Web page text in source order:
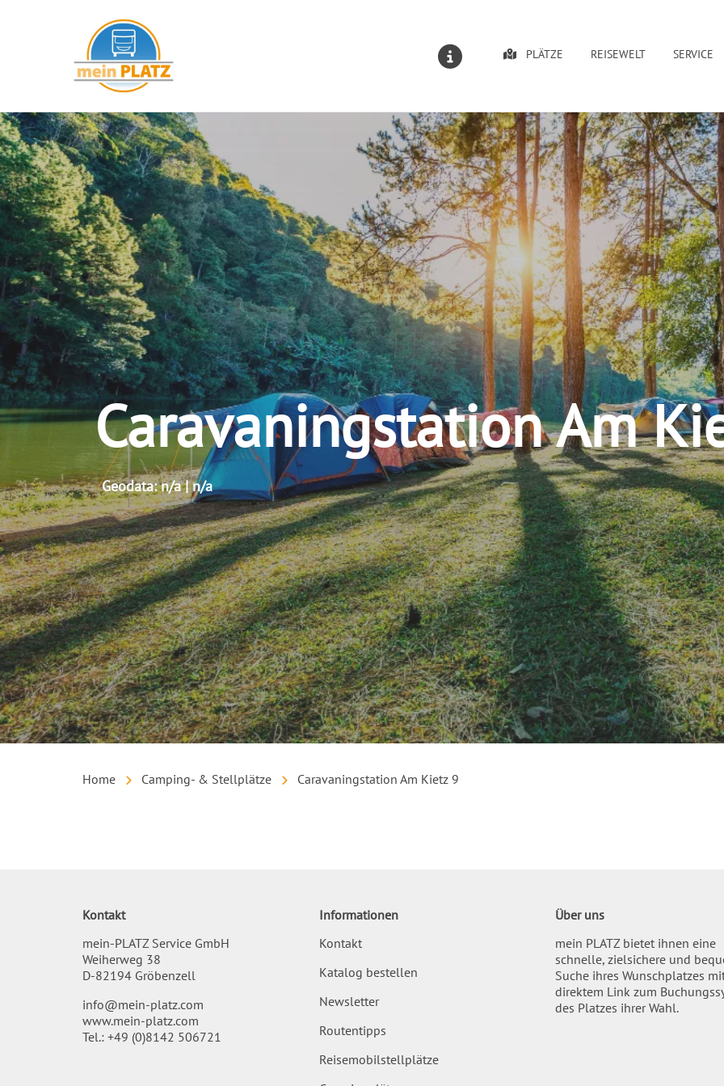
PLÄTZE REISEWELT SERVICE
Caravaningstation Am
Geodata: n/a | n/a
Home Camping- & Stellplätze Caravaningstation Am Kietz 9
Kontakt
mein-PLATZ Service GmbH
Weiherweg 38
D-82194 Gröbenzell
info@mein-platz.com
www.mein-platz.com
Tel.: +49 (0)8142 506721
Informationen
Kontakt
Katalog bestellen
Newsletter
Routentipps
Reisemobilstellplätze
Über uns
mein PLATZ bietet ihnen eine
schnelle, zielsichere und
Suche ihres Wunschplatzes
direktem Link zum
des Platzes ihrer Wahl.